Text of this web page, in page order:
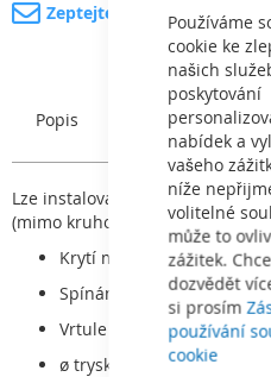
Používáme
cookie ke
našich
poskytování
nabídek a
vašeho
níže
volitelné
může to
zážitek.
dozvědět
si prosím
používání
cookie
Zeptejte se na produkt
Popis Charakteristický
Lze instalovat na jakýkoliv
(mimo kruhových bazénů).
Krytí motoru IP65
Spínání piezo tlačítkem
Vrtule (průměr) 195 mm
ø trysky 172 mm